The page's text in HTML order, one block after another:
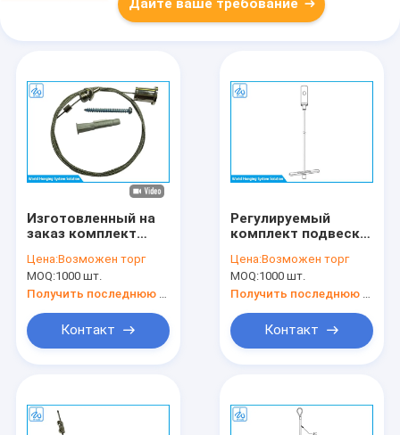
Дайте ваше требование
Изготовленный на
заказ комплект
Комплект подвески
светодиодной
панели Латунь +
Сталь
Цена:Возможен торг
MOQ:1000 шт.
Контакт
Регулируемый
комплект подвески
освещения,
воздушный,
серебристый цвет,
сертифицирован
SGS
Цена:Возможен торг
MOQ:1000 шт.
Контакт